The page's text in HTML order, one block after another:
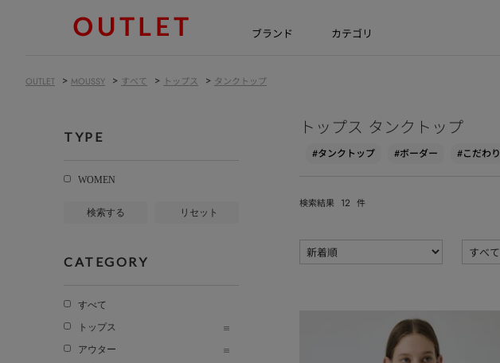
ブランド カテゴリ
OUTLET > MOUSSY > すべて > トップス > タンクトップ
TYPE
WOMEN
検索する リセット
CATEGORY
すべて
トップス
アウター
トップス タンクトップ
#タンクトップ #ボーダー #こだわり
検索結果 12 件